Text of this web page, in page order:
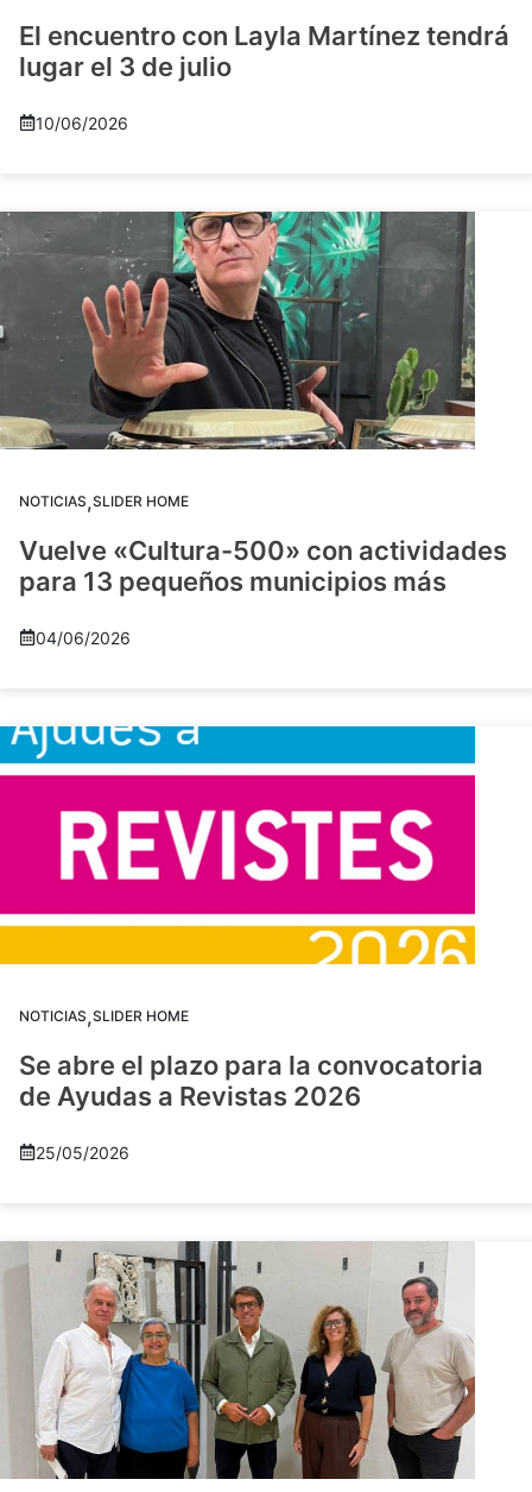
El encuentro con Layla Martínez tendrá
lugar el 3 de julio
10/06/2026
NOTICIAS,SLIDER HOME
Vuelve «Cultura-500» con actividades
para 13 pequeños municipios más
04/06/2026
NOTICIAS,SLIDER HOME
Se abre el plazo para la convocatoria
de Ayudas a Revistas 2026
25/05/2026